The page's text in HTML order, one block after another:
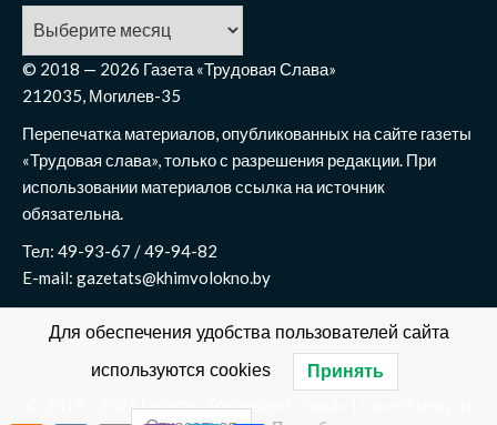
Архивы
© 2018 — 2026 Газета «Трудовая Слава»
212035, Могилев-35
Перепечатка материалов, опубликованных на сайте газеты
«Трудовая слава», только с разрешения редакции. При
использовании материалов ссылка на источник
обязательна.
Тел: 49-93-67 / 49-94-82
E-mail: gazetats@khimvolokno.by
© 2018 - 2026 Газета «Трудовая Слава»
Для обеспечения удобства пользователей сайта
используются cookies Принять